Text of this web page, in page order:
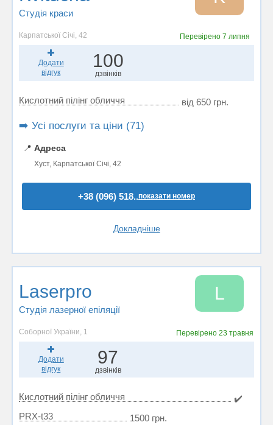
Студія краси
Карпатської Січі, 42 Перевірено7 липня
Додати
відгук
100
дзвінків
Кислотний пілінг обличчя від 650 грн.
➡️ Усі послуги та ціни (71)
📍 Адреса
Хуст, Карпатської Січі, 42
+38 (096) 518..показати номер
Докладніше
Laserpro
Студія лазерної епіляції
L
Соборної України, 1 Перевірено23 травня
Додати
відгук
97
дзвінків
Кислотний пілінг обличчя
✔️
PRX-t33
1500 грн.